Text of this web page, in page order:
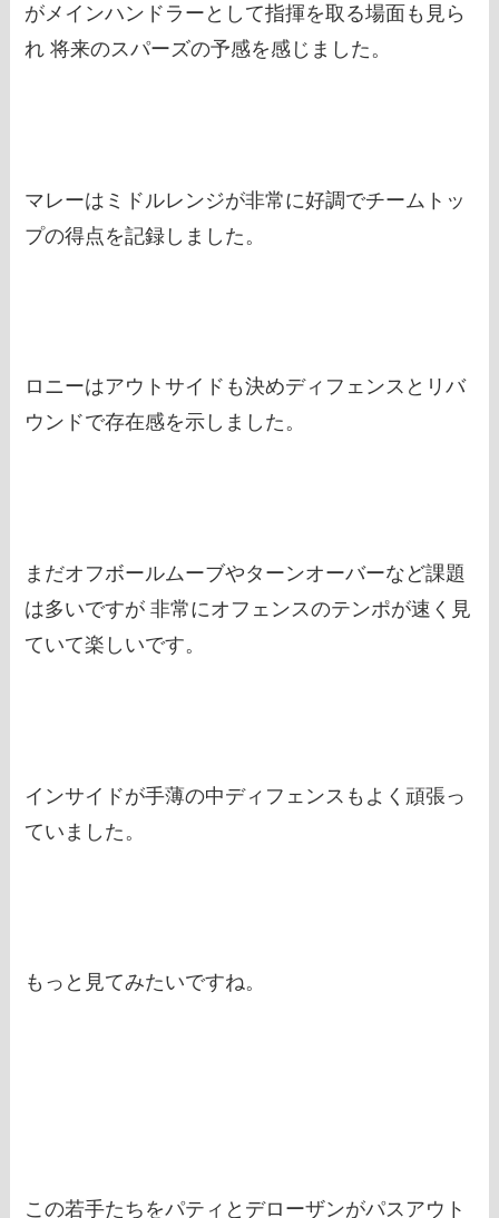
がメインハンドラーとして指揮を取る場面も見ら
れ 将来のスパーズの予感を感じました。
マレーはミドルレンジが非常に好調でチームトッ
プの得点を記録しました。
ロニーはアウトサイドも決めディフェンスとリバ
ウンドで存在感を示しました。
まだオフボールムーブやターンオーバーなど課題
は多いですが 非常にオフェンスのテンポが速く見
ていて楽しいです。
インサイドが手薄の中ディフェンスもよく頑張っ
ていました。
もっと見てみたいですね。
この若手たちをパティとデローザンがパスアウト